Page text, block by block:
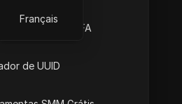
de Código 2FA
de UUID
Français